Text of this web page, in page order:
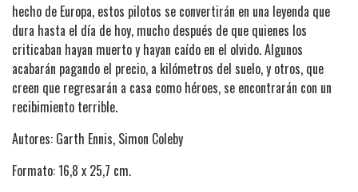
hecho de Europa, estos pilotos se convertirán en una leyenda que
dura hasta el día de hoy, mucho después de que quienes los
criticaban hayan muerto y hayan caído en el olvido. Algunos
acabarán pagando el precio, a kilómetros del suelo, y otros, que
creen que regresarán a casa como héroes, se encontrarán con un
recibimiento terrible.
Autores: Garth Ennis, Simon Coleby
Formato: 16,8 x 25,7 cm.